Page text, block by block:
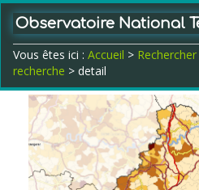
Observatoire National
Vous êtes ici : Accueil > Rechercher
recherche > detail